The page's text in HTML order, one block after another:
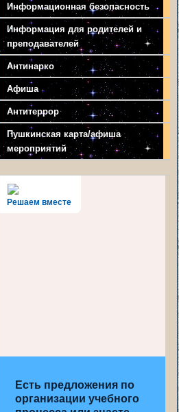
Информационная безопасность
Информация для родителей и
преподавателей
Антинарко
Афиша
Антитеррор
Пушкинская карта/афиша
мероприятий
Решаем вместе
Есть предложения по
организации учебного